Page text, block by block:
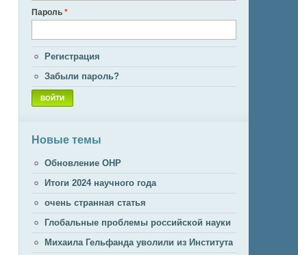
Пароль *
Регистрация
Забыли пароль?
Новые темы
Обновление ОНР
Итоги 2024 научного года
очень странная статья
Глобальные проблемы российской науки
Михаила Гельфанда уволили из Института